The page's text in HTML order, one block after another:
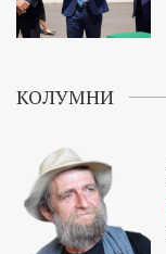
КОЛУМНИ